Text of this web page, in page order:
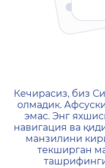
404 —
Кечирасиз, биз
олмадик.
эмас. Энг
навигация ва
манзилини
текширган